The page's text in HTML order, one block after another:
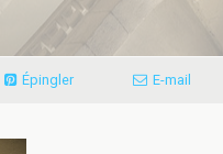
Épingler E-mail